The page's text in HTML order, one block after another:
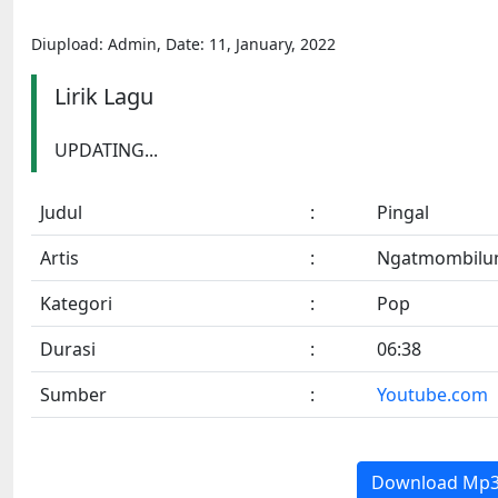
Diupload: Admin, Date: 11, January, 2022
Lirik Lagu
UPDATING...
Judul :
Pingal
Artis
:
Kategori
:
Pop
Durasi
:
06:38
Sumber
: Youtube.com
Download